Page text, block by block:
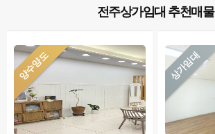
전주상가임대 추천매물
양수양도 상가임대